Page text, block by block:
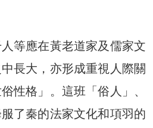
等應在黃老道家及儒家文
長大，亦形成重視人際關
性格」。這班「俗人」、
服了秦的法家文化和項羽的